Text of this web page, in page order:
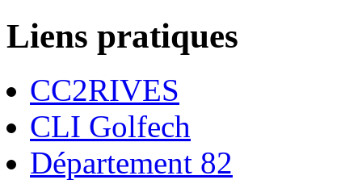
Liens pratiques
CC2RIVES
CLI Golfech
Département 82